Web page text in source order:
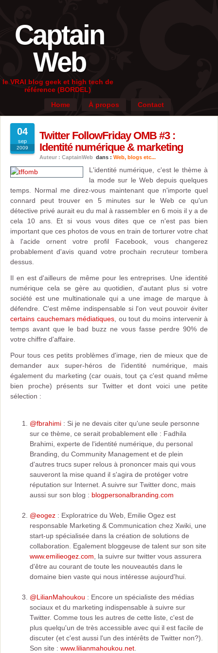
Captain
Web
le VRAI blog geek et high tech de
référence (BORDEL)
Home
À propos Contact
04
sep
2009
Twitter FollowFriday OMB #3 :
Identité numérique & marketing
Auteur : CaptainWeb dans : Web, blogs etc...
L'identité numérique, c'est le thème à
la mode sur le Web depuis quelques
temps. Normal me direz-vous maintenant que n'importe quel
connard peut trouver en 5 minutes sur le Web ce qu'un
détective privé aurait eu du mal à rassembler en 6 mois il y a de
cela 10 ans. Et si vous vous dites que ce n'est pas bien
important que ces photos de vous en train de torturer votre chat
à l'acide ornent votre profil Facebook, vous changerez
probablement d'avis quand votre prochain recruteur tombera
dessus.
Il en est d'ailleurs de même pour les entreprises. Une identité
numérique cela se gère au quotidien, d'autant plus si votre
société est une multinationale qui a une image de marque à
défendre. C'est même indispensable si l'on veut pouvoir éviter
certains cauchemars médiatiques , ou tout du moins intervenir à
temps avant que le bad buzz ne vous fasse perdre 90% de
votre chiffre d'affaire.
Pour tous ces petits problèmes d'image, rien de mieux que de
demander aux super-héros de l'identité numérique, mais
également du marketing (car ouais, tout ça c'est quand même
bien proche) présents sur Twitter et dont voici une petite
sélection :
@fbrahimi : Si je ne devais citer qu'une seule personne
sur ce thème, ce serait probablement elle : Fadhila
Brahimi, experte de l'identité numérique, du personal
Branding, du Community Management et de plein
d'autres trucs super relous à prononcer mais qui vous
sauveront la mise quand il s'agira de protéger votre
réputation sur Internet. A suivre sur Twitter donc, mais
aussi sur son blog : blogpersonalbranding.com
@eogez : Exploratrice du Web, Emilie Ogez est
responsable Marketing & Communication chez Xwiki, une
start-up spécialisée dans la création de solutions de
collaboration. Egalement bloggeuse de talent sur son site
www.emilieogez.com , la suivre sur twitter vous assurera
d'être au courant de toute les nouveautés dans le
domaine bien vaste qui nous intéresse aujourd'hui.
@LilianMahoukou : Encore un spécialiste des médias
sociaux et du marketing indispensable à suivre sur
Twitter. Comme tous les autres de cette liste, c'est de
plus quelqu'un de très accessible avec qui il est facile de
discuter (et c'est aussi l'un des intérêts de Twitter non?).
Son site : www.lilianmahoukou.net